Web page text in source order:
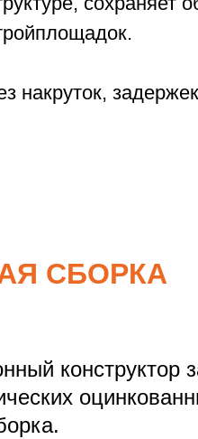
накруток,
СБОРКА
конструктор